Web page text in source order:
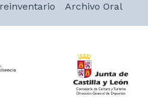
Archivo Oral